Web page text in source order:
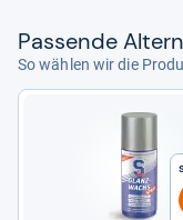
Pas­sende
So wählen wir die